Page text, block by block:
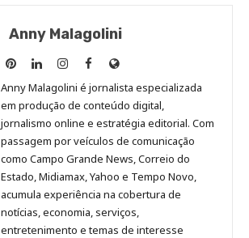
Anny Malagolini
Anny
Malagolini
no
Pinterest
Anny
Malagolini
no
LinkedIn
Anny
Malagolini
no
Instagram
Anny
Malagolini
no
Facebook
Site
de
Anny
Malagolini
Anny Malagolini é jornalista especializada
em produção de conteúdo digital,
jornalismo online e estratégia editorial. Com
passagem por veículos de comunicação
como Campo Grande News, Correio do
Estado, Midiamax, Yahoo e Tempo Novo,
acumula experiência na cobertura de
notícias, economia, serviços,
entretenimento e temas de interesse